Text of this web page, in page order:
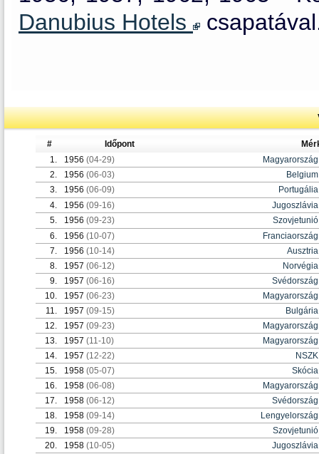
Danubius Hotels
# Időpont
1.
1956 (04-29)
Magyarország
2.
1956 (06-03)
Belgium
3.
1956 (06-09)
Portugália
4.
1956 (09-16)
Jugoszlávia
5.
1956 (09-23)
Szovjetunió
6.
1956 (10-07)
Franciaország
7.
1956 (10-14)
Ausztria
8.
1957 (06-12)
Norvégia
9.
1957 (06-16)
Svédország
10.
1957 (06-23)
Magyarország
11.
1957 (09-15)
Bulgária
12.
1957 (09-23)
Magyarország
13.
1957 (11-10)
Magyarország
14.
1957 (12-22)
NSZK
15.
1958 (05-07)
Skócia
16.
1958 (06-08)
Magyarország
17.
1958 (06-12)
Svédország
18.
1958 (09-14)
Lengyelország
19.
1958 (09-28)
Szovjetunió
20.
1958 (10-05)
Jugoszlávia